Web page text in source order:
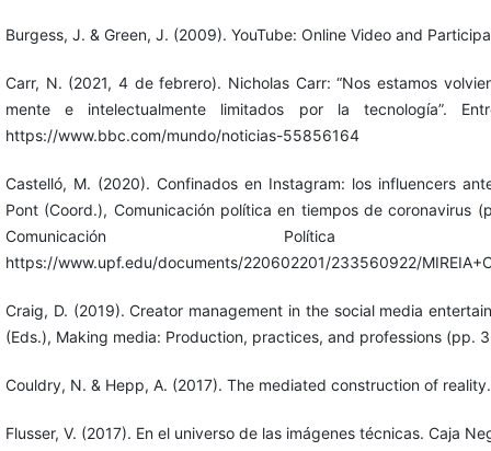
Burgess, J. & Green, J. (2009). YouTube: Online Video and
Carr, N. (2021, 4 de febrero). Nicholas Carr: “Nos estamos
mente e intelectualmente limitados por la tecnología”.
https://www.bbc.com/mundo/noticias-55856164
Castelló, M. (2020). Confinados en Instagram: los influencers
Pont (Coord.), Comunicación política en tiempos de coronavirus
Comunicación Política
https://www.upf.edu/documents/220602201/233560922/
Craig, D. (2019). Creator management in the social media
(Eds.), Making media: Production, practices, and professions (pp.
Couldry, N. & Hepp, A. (2017). The mediated construction of
Flusser, V. (2017). En el universo de las imágenes técnicas. Caja